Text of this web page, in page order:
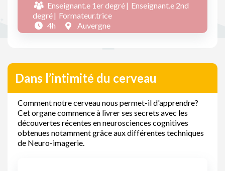
Enseignant.e 1er degré
Enseignant.e 2nd
degré
Formateur.trice
4h
Auvergne
Dans l’intimité du cerveau
Comment notre cerveau nous permet-il d'apprendre?
Cet organe commence à livrer ses secrets avec les
découvertes récentes en neurosciences cognitives
obtenues notamment grâce aux différentes techniques
de Neuro-imagerie.